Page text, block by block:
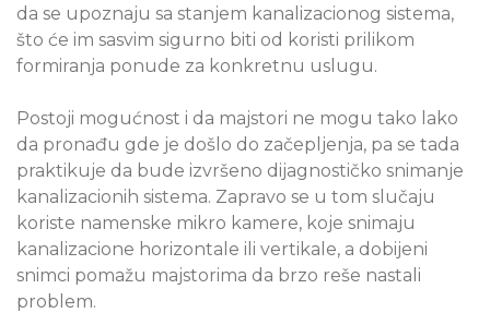
da se upoznaju sa stanjem kanalizacionog sistema,
što će im sasvim sigurno biti od koristi prilikom
formiranja ponude za konkretnu uslugu.
Postoji mogućnost i da majstori ne mogu tako lako
da pronađu gde je došlo do začepljenja, pa se tada
praktikuje da bude izvršeno dijagnostičko snimanje
kanalizacionih sistema. Zapravo se u tom slučaju
koriste namenske mikro kamere, koje snimaju
kanalizacione horizontale ili vertikale, a dobijeni
snimci pomažu majstorima da brzo reše nastali
problem.